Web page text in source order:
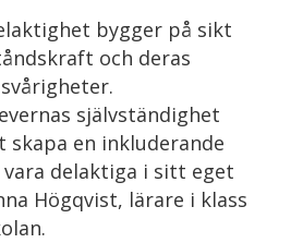
bygger på sikt
och deras
självständighet
en inkluderande
delaktiga i sitt eget
Högqvist, lärare i klass